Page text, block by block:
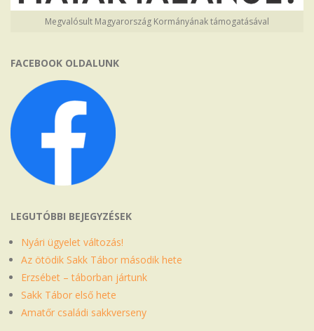
Megvalósult Magyarország Kormányának támogatásával
FACEBOOK OLDALUNK
LEGUTÓBBI BEJEGYZÉSEK
Nyári ügyelet változás!
Az ötödik Sakk Tábor második hete
Erzsébet – táborban jártunk
Sakk Tábor első hete
Amatőr családi sakkverseny